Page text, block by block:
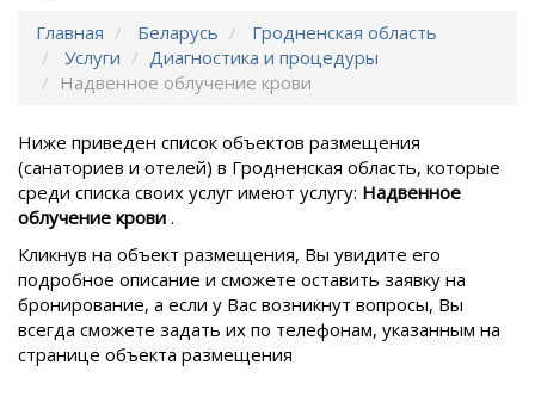
Главная Беларусь
Гродненская область
Услуги
Диагностика и процедуры
Надвенное облучение крови
Ниже приведен список объектов размещения
(санаториев и отелей) в Гродненская область, которые
среди списка своих услуг имеют услугу: Надвенное
облучение крови .
Кликнув на объект размещения, Вы увидите его
подробное описание и сможете оставить заявку на
бронирование, а если у Вас возникнут вопросы, Вы
всегда сможете задать их по телефонам, указанным на
странице объекта размещения